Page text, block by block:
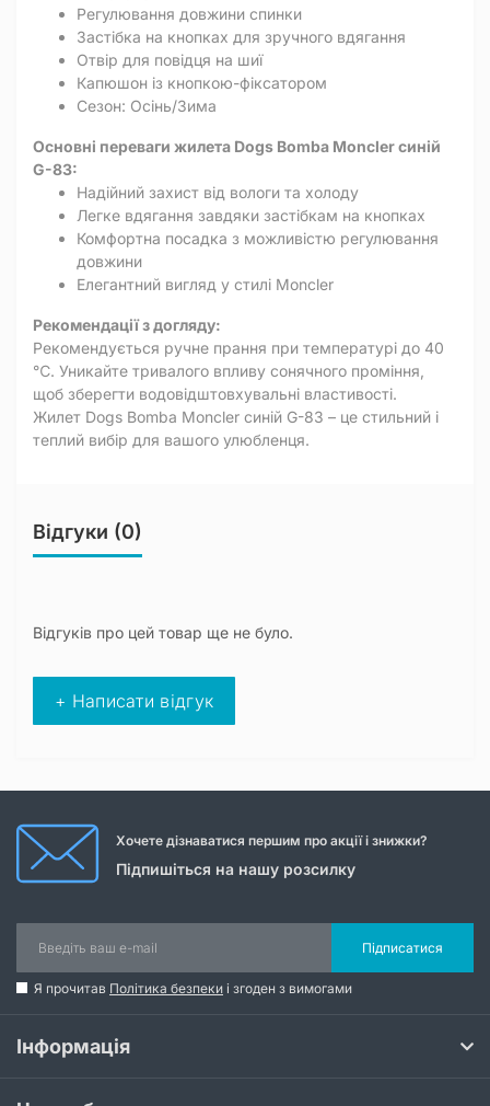
Регулювання довжини спинки
Застібка на кнопках для зручного вдягання
Отвір для повідця на шиї
Капюшон із кнопкою-фіксатором
Сезон: Осінь/Зима
Основні переваги жилета Dogs Bomba Moncler синій
G-83:
Надійний захист від вологи та холоду
Легке вдягання завдяки застібкам на кнопках
Комфортна посадка з можливістю регулювання
довжини
Елегантний вигляд у стилі Moncler
Рекомендації з догляду:
Рекомендується ручне прання при температурі до 40
℃. Уникайте тривалого впливу сонячного проміння,
щоб зберегти водовідштовхувальні властивості.
Жилет Dogs Bomba Moncler синій G-83 – це стильний і
теплий вибір для вашого улюбленця.
Відгуки (0)
Відгуків про цей товар ще не було.
+ Написати відгук
Хочете дізнаватися першим про акції і знижки?
Підпишіться на нашу розсилку
Підписатися
Я прочитав Політика безпеки і згоден з вимогами
Інформація